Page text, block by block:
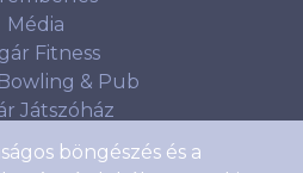
Média
Fitness
& Pub
Játszóház
Házirend
Feltételek
böngészés és a